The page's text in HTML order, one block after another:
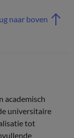
naar boven
academisch
universitaire
tot